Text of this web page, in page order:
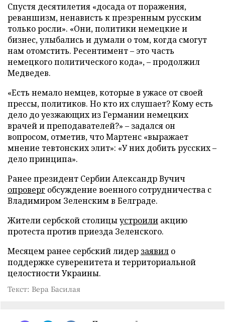
Спустя десятилетия «досада от поражения,
реваншизм, ненависть к презренным русским
только росли». «Они, политики немецкие и
бизнес, улыбались и думали о том, когда смогут
нам отомстить. Ресентимент – это часть
немецкого политического кода», – продолжил
Медведев.
«Есть немало немцев, которые в ужасе от своей
прессы, политиков. Но кто их слушает? Кому есть
дело до уезжающих из Германии немецких
врачей и преподавателей?» – задался он
вопросом, отметив, что Мартенс «выражает
мнение тевтонских элит»: «У них добить русских –
дело принципа».
Ранее президент Сербии Александр Вучич
опроверг обсуждение военного сотрудничества с
Владимиром Зеленским в Белграде.
Жители сербской столицыустроили акцию
протеста против приезда Зеленского.
Месяцем ранее сербский лидер заявил о
поддержке суверенитета и территориальной
целостности Украины.
Текст: Вера Басилая